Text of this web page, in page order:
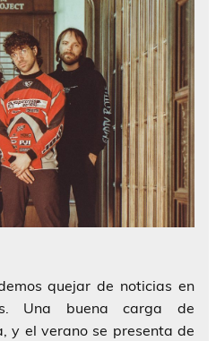
quejar de noticias en
Una buena carga de
y el verano se presenta de